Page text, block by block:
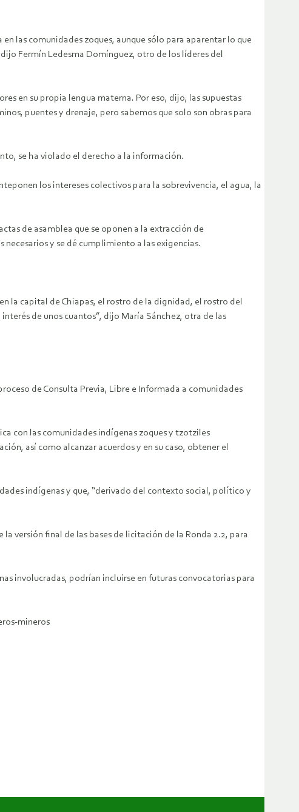
las comunidades zoques, aunque sólo para aparentar lo que
Fermín Ledesma Domínguez, otro de los líderes del
en su propia lengua materna. Por eso, dijo, las supuestas
puentes y drenaje, pero sabemos que solo son obras para
se ha violado el derecho a la información.
los intereses colectivos para la sobrevivencia, el agua, la
de asamblea que se oponen a la extracción de
y se dé cumplimiento a las exigencias.
la capital de Chiapas, el rostro de la dignidad, el rostro del
de unos cuantos”, dijo María Sánchez, otra de las
de Consulta Previa, Libre e Informada a comunidades
con las comunidades indígenas zoques y tzotziles
así como alcanzar acuerdos y en su caso, obtener el
indígenas y que, “derivado del contexto social, político y
versión final de las bases de licitación de la Ronda 2.2, para
involucradas, podrían incluirse en futuras convocatorias para
mineros